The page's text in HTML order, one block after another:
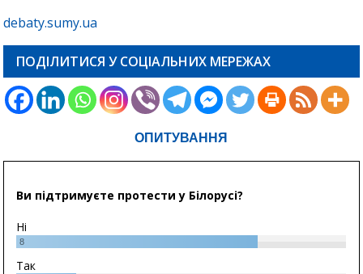
debaty.sumy.ua
ПОДІЛИТИСЯ У СОЦІАЛЬНИХ МЕРЕЖАХ
ОПИТУВАННЯ
Ви підтримуєте протести у Білорусі?
Ні
8
Так